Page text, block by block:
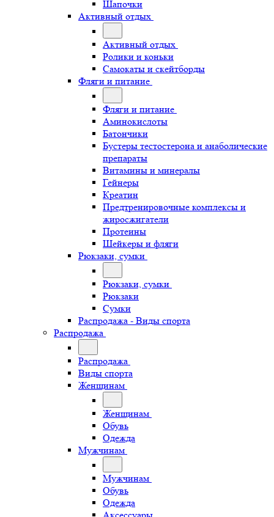
Шапочки
Активный отдых
Активный отдых
Ролики и коньки
Самокаты и скейтборды
Фляги и питание
Фляги и питание
Аминокислоты
Батончики
Бустеры тестостерона и анаболические
препараты
Витамины и минералы
Гейнеры
Креатин
Предтренировочные комплексы и
жиросжигатели
Протеины
Шейкеры и фляги
Рюкзаки, сумки
Рюкзаки, сумки
Рюкзаки
Сумки
Распродажа - Виды спорта
Распродажа
Распродажа
Виды спорта
Женщинам
Женщинам
Обувь
Одежда
Мужчинам
Мужчинам
Обувь
Одежда